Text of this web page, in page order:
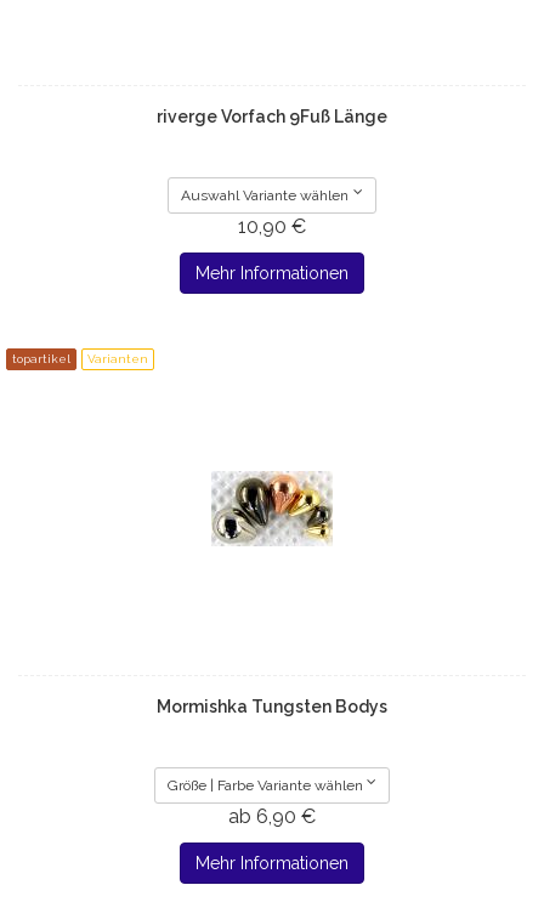
riverge Vorfach 9Fuß Länge
Auswahl Variante wählen
10,90 €
Mehr Informationen
topartikel Varianten
Mormishka Tungsten Bodys
Größe | Farbe Variante wählen
ab 6,90 €
Mehr Informationen